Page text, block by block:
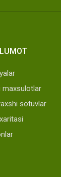
maxsulotlar
sotuvlar